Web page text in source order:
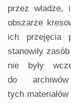
przez władze,
obszarze
ich przejęcia
stanowiły
nie były
do
tych